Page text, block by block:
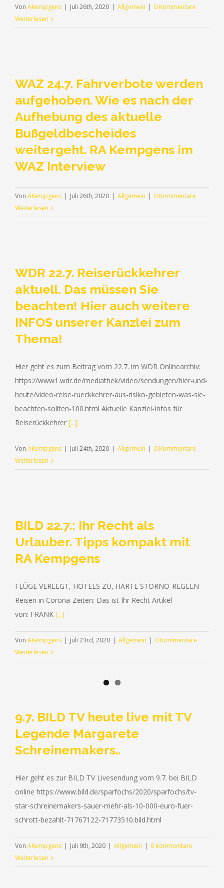
Kempgens
Von AKempgens | Juli 26th, 2020 | Allgemein | 0 Kommentare
Weiterlesen
WAZ 24.7. Fahrverbote werden
aufgehoben. Wie es nach der
Aufhebung des aktuelle
Bußgeldbescheides
weitergeht. RA Kempgens im
WAZ Interview
Von AKempgens | Juli 26th, 2020 | Allgemein | 0 Kommentare
Weiterlesen
WDR 22.7. Reiserückkehrer
aktuell. Das müssen Sie
beachten! Hier auch weitere
INFOS unserer Kanzlei zum
Thema!
Hier geht es zum Beitrag vom 22.7. im WDR Onlinearchiv:
https://www1.wdr.de/mediathek/video/sendungen/hier-und-
heute/video-reise-rueckkehrer-aus-risiko-gebieten-was-sie-
beachten-sollten-100.html Aktuelle Kanzlei-Infos für
Reiserückkehrer [...]
Von AKempgens | Juli 24th, 2020 | Allgemein | 0 Kommentare
Weiterlesen
BILD 22.7.: Ihr Recht als
Urlauber. Tipps kompakt mit
RA Kempgens
FLÜGE VERLEGT, HOTELS ZU, HARTE STORNO-REGELN
Reisen in Corona-Zeiten: Das ist Ihr Recht Artikel
von: FRANK [...]
Von AKempgens | Juli 23rd, 2020 | Allgemein | 0 Kommentare
Weiterlesen
9.7. BILD TV heute live mit TV
Legende Margarete
Schreinemakers..
Hier geht es zur BILD TV Livesendung vom 9.7. bei BILD
online https://www.bild.de/sparfochs/2020/sparfochs/tv-
star-schreinemakers-sauer-mehr-als-10-000-euro-fuer-
schrott-bezahlt-71767122-71773510.bild.html
Von AKempgens | Juli 9th, 2020 | Allgemein | 0 Kommentare
Weiterlesen